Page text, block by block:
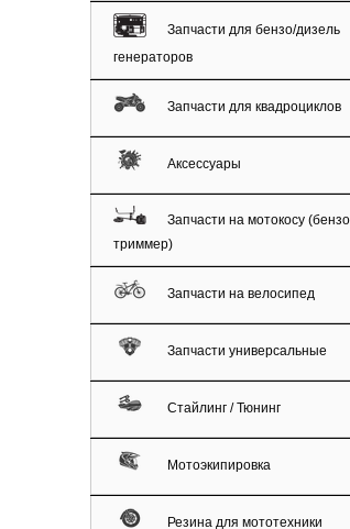
Запчасти для бензо/дизель
генераторов
Запчасти для квадроциклов
Аксессуары
Запчасти на мотокосу
триммер)
Запчасти на велосипед
Запчасти универсальные
Стайлинг / Тюнинг
Мотоэкипировка
Резина для мототехники